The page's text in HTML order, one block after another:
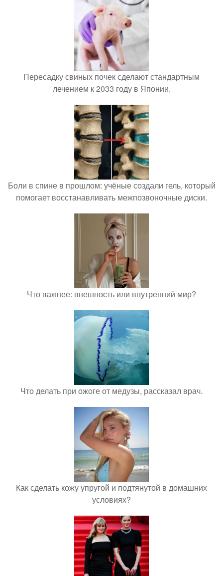
Пересадку свиных почек сделают стандартным
лечением к 2033 году в Японии.
Боли в спине в прошлом: учёные создали гель, который
помогает восстанавливать межпозвоночные диски.
Что важнее: внешность или внутренний мир?
Что делать при ожоге от медузы, рассказал врач.
Как сделать кожу упругой и подтянутой в домашних
условиях?